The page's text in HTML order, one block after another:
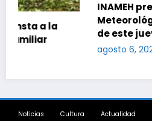
INAMEH presentó las
Meteorológicas para las
de este jueves 6 de
Noticias Cultura Actualidad